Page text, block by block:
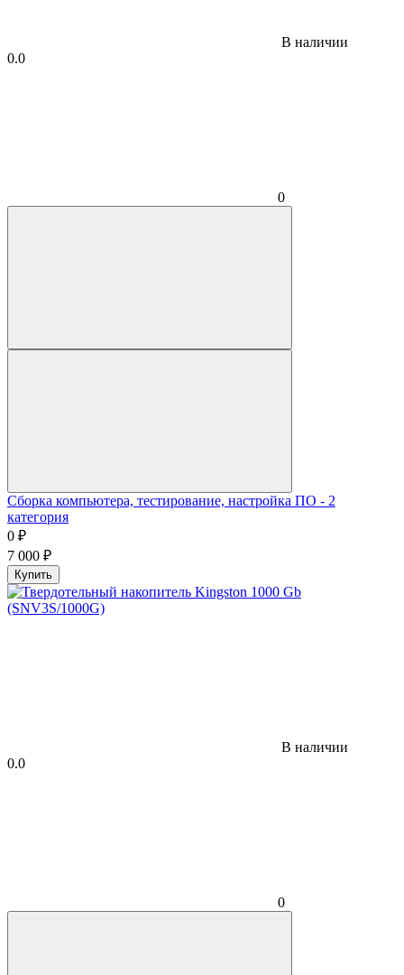
В наличии
0.0
0
Сборка компьютера, тестирование, настройка ПО - 2
категория
0 ₽
7 000 ₽
Купить
В наличии
0.0
0